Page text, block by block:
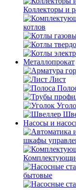
Коллекторы и
котлов
Металлопрокат
Лист
Насосы и
шкафы
бытовые